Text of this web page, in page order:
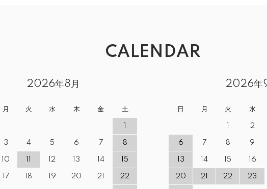
CALENDAR
2026年8月
月 火 水 木 金 土
3 4 5 6 7 8
10 12 13 14 15
17 18 19 20 21 22
2026年
日 月 火 水
2
6 7 8 9
13 14 15 16
20 21 22 23